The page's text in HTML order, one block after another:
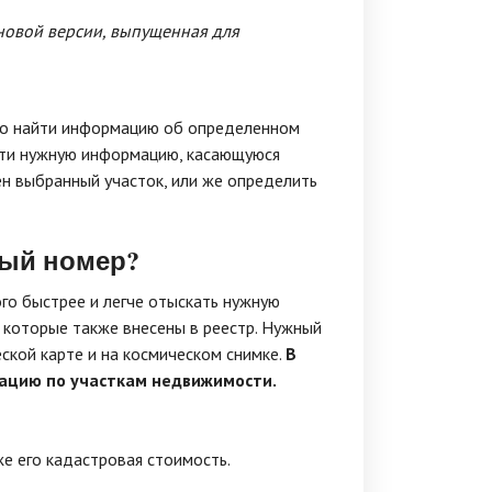
версии, выпущенная для
найти информацию об определенном
нужную информацию, касающуюся
выбранный участок, или же определить
номер?
быстрее и легче отыскать нужную
также внесены в реестр. Нужный
карте и на космическом снимке. В
по участкам недвижимости.
его кадастровая стоимость.